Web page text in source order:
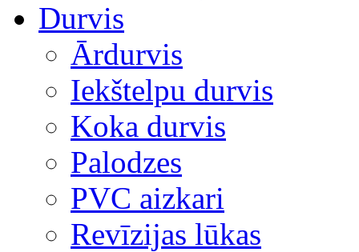
Durvis
Ārdurvis
Iekštelpu durvis
Koka durvis
Palodzes
PVC aizkari
Revīzijas lūkas